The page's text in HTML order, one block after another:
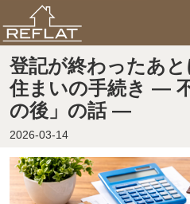
登記が終わったあ
住まいの手続き ―
の後」の話 ―
2026-03-14